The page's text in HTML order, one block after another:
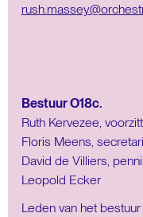
Bestuur O18c.
Ruth Kervezee,
Floris Meens,
David de Villiers,
Leopold Ecker
Leden van het